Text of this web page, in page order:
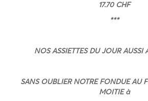
17.70 CHF
***
NOS ASSIETTES DU JOUR AUSSI
SANS OUBLIER NOTRE FONDUE AU
MOITIE à